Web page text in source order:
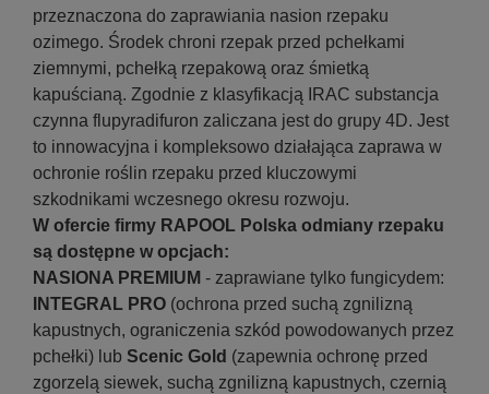
przeznaczona do zaprawiania nasion rzepaku
ozimego. Środek chroni rzepak przed pchełkami
ziemnymi, pchełką rzepakową oraz śmietką
kapuścianą. Zgodnie z klasyfikacją IRAC substancja
czynna flupyradifuron zaliczana jest do grupy 4D. Jest
to innowacyjna i kompleksowo działająca zaprawa w
ochronie roślin rzepaku przed kluczowymi
szkodnikami wczesnego okresu rozwoju.
W ofercie firmy RAPOOL Polska odmiany rzepaku
są dostępne w opcjach:
NASIONA PREMIUM - zaprawiane tylko fungicydem:
INTEGRAL PRO (ochrona przed suchą zgnilizną
kapustnych, ograniczenia szkód powodowanych przez
pchełki) lub Scenic Gold (zapewnia ochronę przed
zgorzelą siewek, suchą zgnilizną kapustnych, czernią